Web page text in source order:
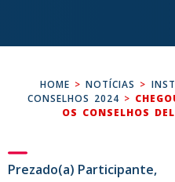
HOME >NOTÍCIAS >
CONSELHOS 2024 >
OS CONSELHOS
Prezado(a) Participante,